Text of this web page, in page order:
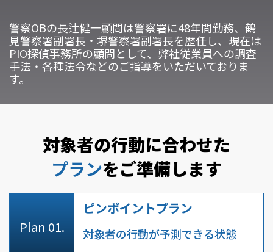
警察OBの長辻健一顧問は警察署に48年間勤務、鶴
見警察署副署長・堺警察署副署長を歴任し、現在は
PIO探偵事務所の顧問として、弊社従業員への調査
手法・各種法令などのご指導をいただいておりま
す。
対象者の行動に合わせた
プランをご準備します
ピンポイントプラン
対象者の行動が予測できる状態